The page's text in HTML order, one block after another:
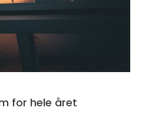
rom for hele året